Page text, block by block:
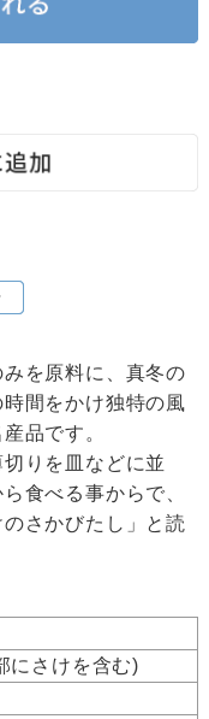
みを原料に、真冬の
間をかけ独特の風
品です。
りを皿などに並
食べる事からで、
さかびたし」と読
にさけを含む)